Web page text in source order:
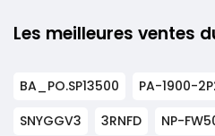
Les meilleures ventes
BA_PO.SP13500 PA-1900-
SNYGGV3
3RNFD NP-